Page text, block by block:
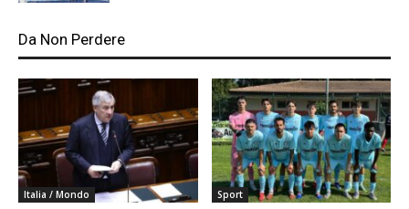
Da Non Perdere
Italia / Mondo Sport